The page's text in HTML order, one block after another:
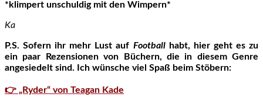
*klimpert unschuldig mit den Wimpern*
Ka
P.S. Sofern ihr mehr Lust auf Footballhabt, hier geht es zu
ein paar Rezensionen von Büchern, die in diesem Genre
angesiedelt sind. Ich wünsche viel Spaß beim Stöbern:
👉 „Ryder“ von Teagan Kade